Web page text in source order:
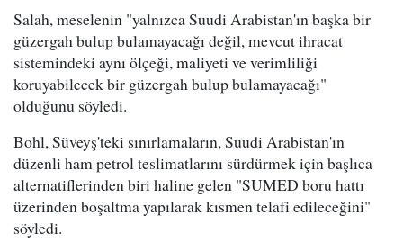
Salah, meselenin "yalnızca Suudi Arabistan'ın başka bir
güzergah bulup bulamayacağı değil, mevcut ihracat
sistemindeki aynı ölçeği, maliyeti ve verimliliği
koruyabilecek bir güzergah bulup bulamayacağı"
olduğunu söyledi.
Bohl, Süveyş'teki sınırlamaların, Suudi Arabistan'ın
düzenli ham petrol teslimatlarını sürdürmek için başlıca
alternatiflerinden biri haline gelen "SUMED boru hattı
üzerinden boşaltma yapılarak kısmen telafi edileceğini"
söyledi.